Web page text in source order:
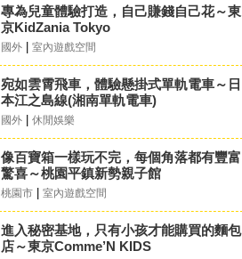
專為兒童體驗打造，自己賺錢自己花～東
京KidZania Tokyo
國外 室內遊戲空間
宛如雲霄飛車，體驗懸掛式單軌電車～日
本江之島線(湘南單軌電車)
國外 休閒娛樂
像百寶箱一樣玩不完，每個角落都有豐富
驚喜～桃園平鎮新勢親子館
桃園市 室內遊戲空間
進入秘密基地，只有小孩才能購買的麵包
店～東京Comme’N KIDS